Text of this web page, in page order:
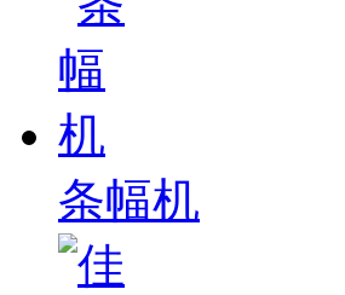
条幅机